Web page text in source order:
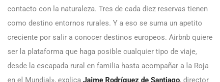
contacto con la naturaleza. Tres de cada diez reservas tienen
como destino entornos rurales. Y a eso se suma un apetito
creciente por salir a conocer destinos europeos. Airbnb quiere
ser la plataforma que haga posible cualquier tipo de viaje,
desde la escapada rural en familia hasta acompañar a la Roja